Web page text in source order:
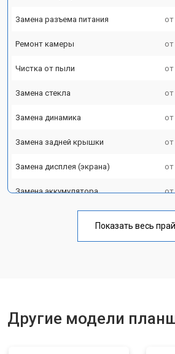
Замена разъема питания
Ремонт камеры
Чистка от пыли
Замена стекла
Замена динамика
Замена задней крышки
Замена дисплея (экрана)
Замена аккумулятора от
Замена материнской платы от
Показать весь
Другие модели